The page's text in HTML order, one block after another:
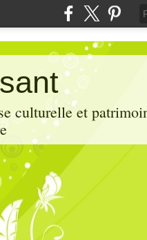
culturelle et